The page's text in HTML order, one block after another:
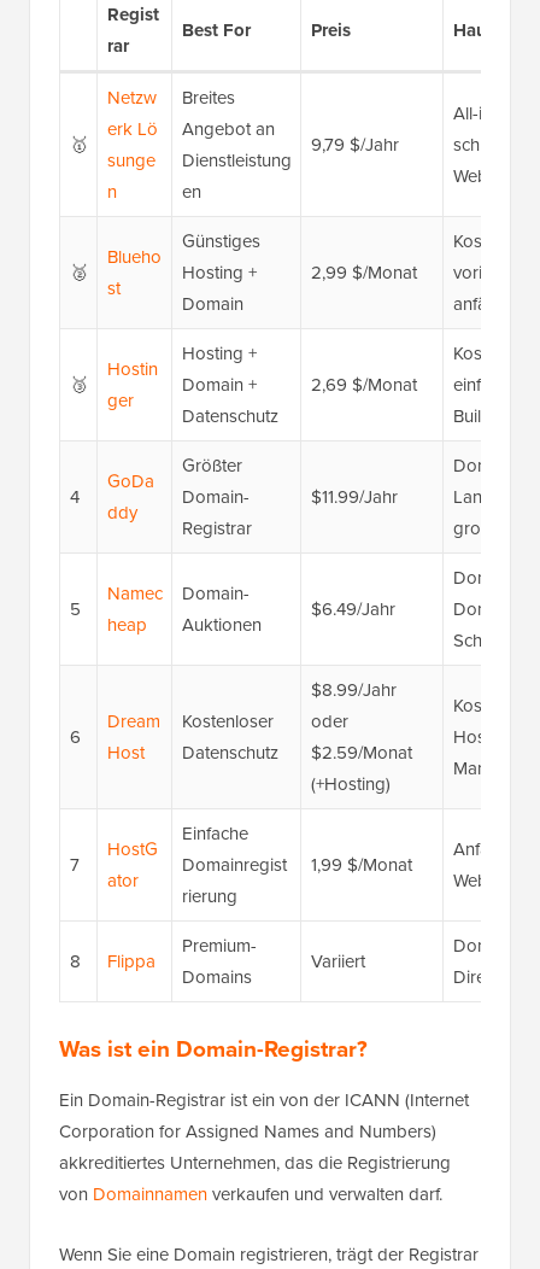
Regist
rar
Best For Preis
🥇
Netzw
erk Lö
sunge
n
Breites
Angebot an
Dienstleistung
en
9,79 $/Jahr
All-in-
schnelle
Website-
🥈
Blueho
st
Günstiges
Hosting +
Domain
2,99 $/Monat
🥉
Hostin
ger
Hosting +
Domain +
Datenschutz
2,69 $/Monat
einfache
Builder,
4
GoDa
ddy
Größter
Domain-
Registrar
$11.99/Jahr
Domain-
große
5
Namec
heap
Domain-
Auktionen
$6.49/Jahr
Domain-
Domain-
Schutz
6
Dream
Host
Kostenloser
Datenschutz
$8.99/Jahr
oder
$2.59/Monat
(+Hosting)
Hosting,
Managed
7
HostG
ator
Einfache
Domainregist
rierung
1,99 $/Monat
Website-
8 Flippa
Premium-
Domains
Variiert
Domain-
Was ist ein Domain-Registrar?
Ein Domain-Registrar ist ein von der ICANN (Internet
Corporation for Assigned Names and Numbers)
akkreditiertes Unternehmen, das die Registrierung
von Domainnamenverkaufen und verwalten darf.
Wenn Sie eine Domain registrieren, trägt der Registrar